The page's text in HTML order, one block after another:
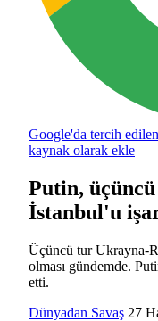
Google'da tercih edilen
kaynak olarak ekle
Putin,
İstanbul'u
Üçüncü tur Ukrayna-
olması gündemde.
etti.
Dünyadan Savaş 27